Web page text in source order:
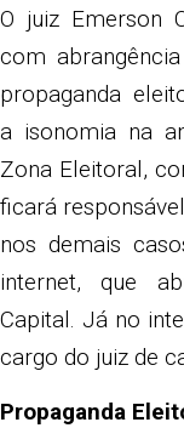
O juiz Emerson
com
propaganda
a isonomia na
Zona Eleitoral,
ficará
nos demais
internet, que
Capital. Já no
cargo do juiz de
Propaganda